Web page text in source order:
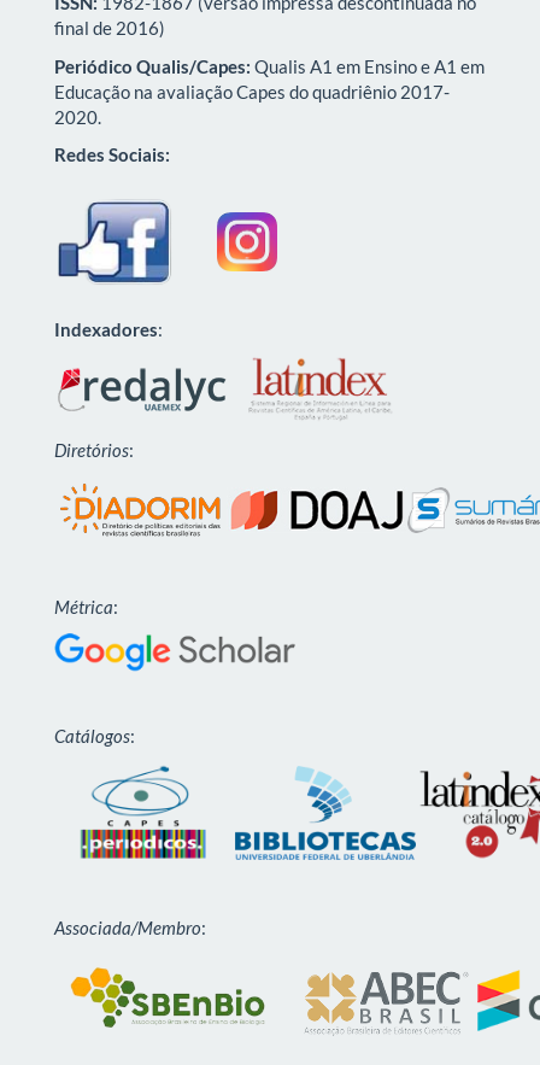
final de 2016)
Periódico Qualis/Capes: Qualis A1 em Ensino e A1 em
Educação na avaliação Capes do quadriênio 2017-
2020.
Redes Sociais:
Indexadores:
Diretórios:
Métrica:
Catálogos:
Associada/Membro: